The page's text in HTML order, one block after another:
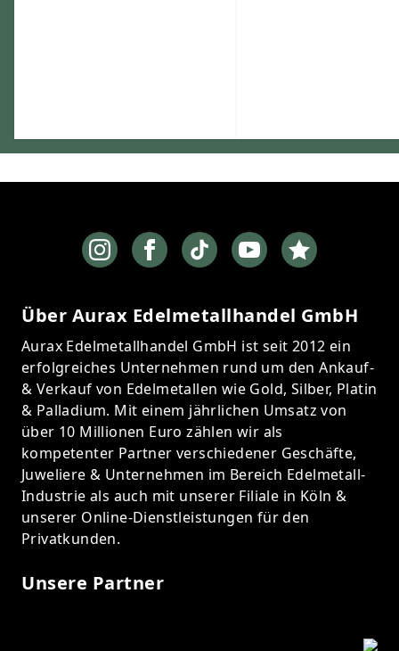
Über Aurax Edelmetallhandel GmbH
Aurax Edelmetallhandel GmbH ist seit 2012 ein
erfolgreiches Unternehmen rund um den Ankauf-
& Verkauf von Edelmetallen wie Gold, Silber, Platin
& Palladium. Mit einem jährlichen Umsatz von
über 10 Millionen Euro zählen wir als
kompetenter Partner verschiedener Geschäfte,
Juweliere & Unternehmen im Bereich Edelmetall-
Industrie als auch mit unserer Filiale in Köln &
unserer Online-Dienstleistungen für den
Privatkunden.
Unsere Partner